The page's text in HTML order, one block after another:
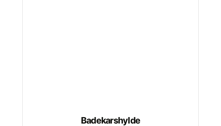
Badekarshylde